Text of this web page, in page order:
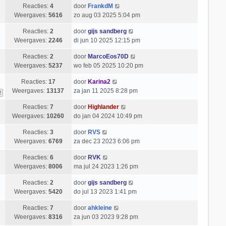
Reacties:4
Weergaves: 5616
door FrankdM
zo aug 03 2025 5:04 pm
Reacties:2
Weergaves: 2246
door gijs sandberg
di jun 10 2025 12:15 pm
Reacties:2
Weergaves: 5237
door MarcoEos70D
wo feb 05 2025 10:20 pm
Reacties: 17
Weergaves:13137
door Karina2
za jan 11 2025 8:28 pm
Reacties:7
Weergaves:10260
door Highlander
do jan 04 2024 10:49 pm
Reacties:3
Weergaves: 6769
door RVS
za dec 23 2023 6:06 pm
Reacties:6
Weergaves: 8006
door RVK
ma jul 24 2023 1:26 pm
Reacties:2
Weergaves: 5420
door gijs sandberg
do jul 13 2023 1:41 pm
Reacties:7
Weergaves: 8316
door ahkleine
za jun 03 2023 9:28 pm